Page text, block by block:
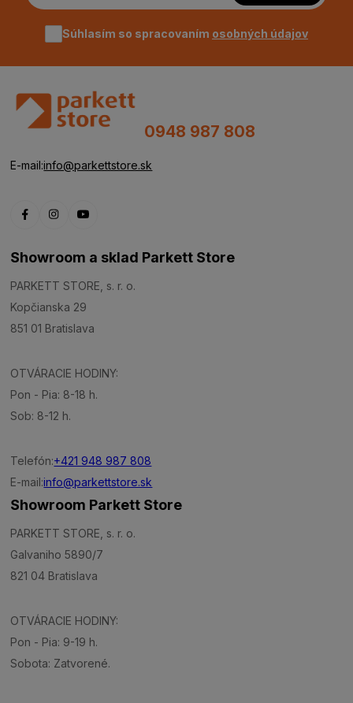
Súhlasím so spracovaním osobných údajov
0948 987 808
E-mail:info@parkettstore.sk
Showroom a sklad Parkett Store
PARKETT STORE, s. r. o.
Kopčianska 29
851 01 Bratislava
OTVÁRACIE HODINY:
Pon - Pia: 8-18 h.
Sob: 8-12 h.
Telefón:+421 948 987 808
E-mail:info@parkettstore.sk
Showroom Parkett Store
PARKETT STORE, s. r. o.
Galvaniho 5890/7
821 04 Bratislava
OTVÁRACIE HODINY:
Pon - Pia: 9-19 h.
Sobota: Zatvorené.